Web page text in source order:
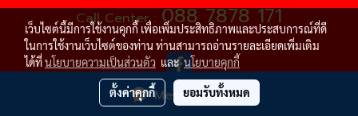
Message Us
Call Center : 088 7878 171
เว็บไซต์นี้มีการใช้งานคุกกี้ เพื่อเพิ่มประสิทธิภาพและประสบการณ์ที่ดี
ในการใช้งานเว็บไซต์ของท่าน ท่านสามารถอ่านรายละเอียดเพิ่มเติม
ได้ที่นโยบายความเป็นส่วนตัว และนโยบายคุกกี้
ตั้งค่าคุกกี้ ยอมรับทั้งหมด